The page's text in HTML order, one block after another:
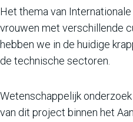
Het thema van
vrouwen met verschillende
hebben we in de huidige
de technische sectoren.
Wetenschappelijk
van dit project binnen het